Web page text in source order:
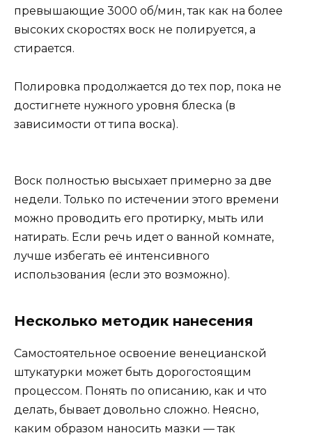
превышающие 3000 об/мин, так как на более
высоких скоростях воск не полируется, а
стирается.
Полировка продолжается до тех пор, пока не
достигнете нужного уровня блеска (в
зависимости от типа воска).
Воск полностью высыхает примерно за две
недели. Только по истечении этого времени
можно проводить его протирку, мыть или
натирать. Если речь идет о ванной комнате,
лучше избегать её интенсивного
использования (если это возможно).
Несколько методик нанесения
Самостоятельное освоение венецианской
штукатурки может быть дорогостоящим
процессом. Понять по описанию, как и что
делать, бывает довольно сложно. Неясно,
каким образом наносить мазки — так